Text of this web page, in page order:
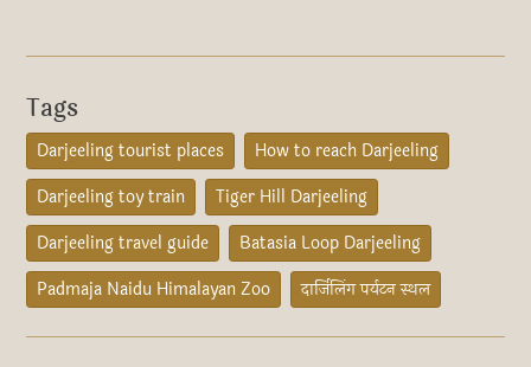
Tags
Darjeeling tourist places
How to reach Darjeeling
Darjeeling toy train
Tiger Hill Darjeeling
Darjeeling travel guide
Batasia Loop Darjeeling
Padmaja Naidu Himalayan Zoo
दार्जिलिंग पर्यटन स्थल